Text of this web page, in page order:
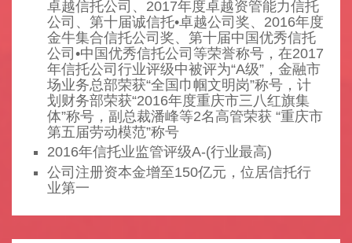
卓越信托公司、2017年度卓越资管能力信托
公司、第十届诚信托•卓越公司奖、2016年度
金牛集合信托公司奖、第十届中国优秀信托
公司•中国优秀信托公司等荣誉称号，在2017
年信托公司行业评级中被评为“A级”，金融市
场业务总部荣获“全国巾帼文明岗”称号，计
划财务部荣获“2016年度重庆市三八红旗集
体”称号，副总裁潘峰等2名高管荣获 “重庆市
第五届劳动模范”称号
2016年信托业监管评级A-(行业最高)
公司注册资本金增至150亿元，位居信托行
业第一